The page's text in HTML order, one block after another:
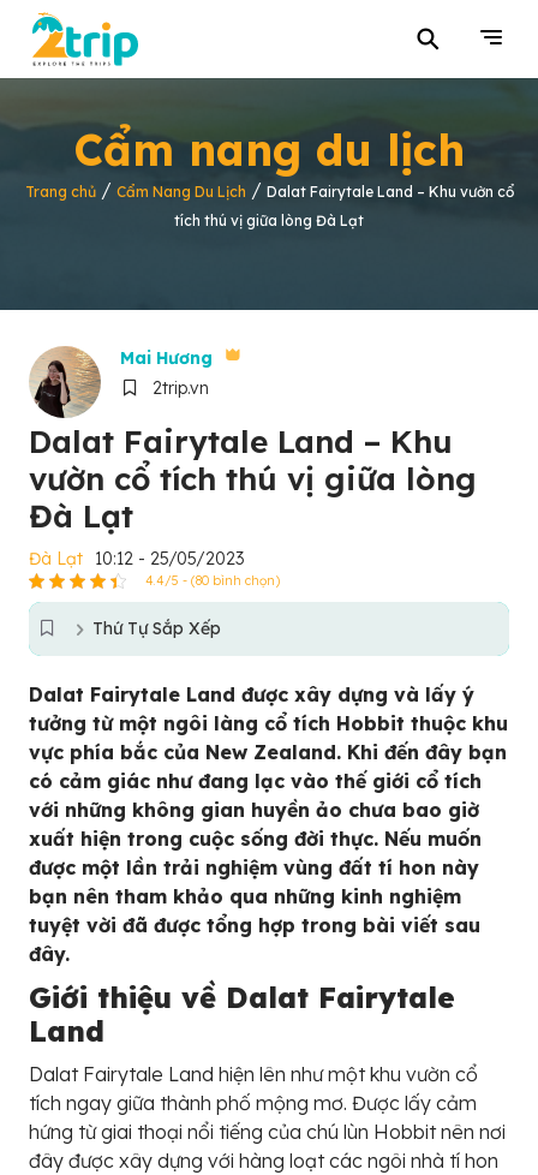
⚲
Cẩm nang du lịch
Trang chủ/ Cẩm Nang Du Lịch / Dalat Fairytale Land – Khu vườn cổ
tích thú vị giữa lòng Đà Lạt
Mai Hương
2trip.vn
Dalat Fairytale Land – Khu
vườn cổ tích thú vị giữa lòng
Đà Lạt
Đà Lạt 10:12 - 25/05/2023
4.4/5 - (80 bình chọn)
Thứ Tự Sắp Xếp
Dalat Fairytale Land được xây dựng và lấy ý
tưởng từ một ngôi làng cổ tích Hobbit thuộc khu
vực phía bắc của New Zealand. Khi đến đây bạn
có cảm giác như đang lạc vào thế giới cổ tích
với những không gian huyền ảo chưa bao giờ
xuất hiện trong cuộc sống đời thực. Nếu muốn
được một lần trải nghiệm vùng đất tí hon này
bạn nên tham khảo qua những kinh nghiệm
tuyệt vời đã được tổng hợp trong bài viết sau
đây.
Giới thiệu về Dalat Fairytale
Land
Dalat Fairytale Land hiện lên như một khu vườn cổ
tích ngay giữa thành phố mộng mơ. Được lấy cảm
hứng từ giai thoại nổi tiếng của chú lùn Hobbit nên nơi
đây được xây dựng với hàng loạt các ngôi nhà tí hon